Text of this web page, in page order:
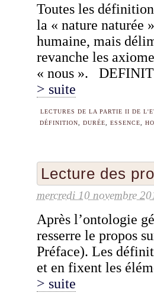
Toutes les
la « nature naturée
humaine, mais
revanche les
« nous ».
> suite
LECTURES DE LA PARTIE II DE
DÉFINITION
DURÉE ESSENCE
Lecture des
mercredi 10 novembre
Après l’ontologie
resserre le propos
Préface). Les
et en fixent les
> suite